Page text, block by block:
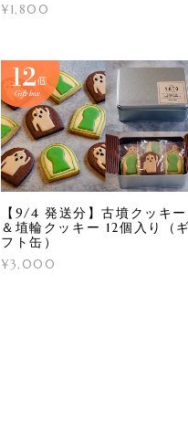
¥1,800
【9/4 発送分】古墳クッキー
＆埴輪クッキー 12個入り（ギ
フト缶）
¥3,000